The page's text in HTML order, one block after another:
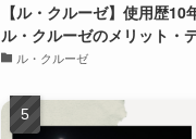
【ル・クルーゼ】使用歴10
ル・クルーゼのメリット・
ル・クルーゼ